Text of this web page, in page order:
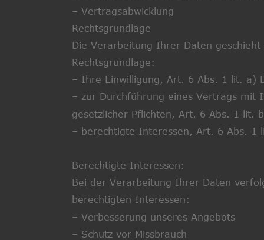
– Vertragsabwicklung
Rechtsgrundlage
Die Verarbeitung Ihrer Daten
Rechtsgrundlage:
– Ihre Einwilligung, Art. 6 Abs. 1 lit. a)
– zur Durchführung eines Vertrags mit
gesetzlicher Pflichten, Art. 6 Abs. 1 lit.
– berechtigte Interessen, Art. 6 Abs. 1
Berechtigte Interessen:
Bei der Verarbeitung Ihrer Daten
berechtigten Interessen:
– Verbesserung unseres Angebots
– Schutz vor Missbrauch